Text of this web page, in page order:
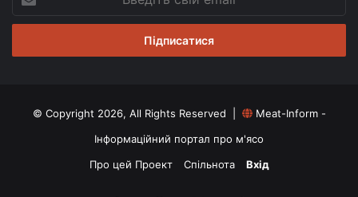
свій
email
© Copyright 2026, All Rights Reserved |
Meat-Inform -
Інформаційний портал про м'ясо
Про цей Проект
Спільнота Вхід